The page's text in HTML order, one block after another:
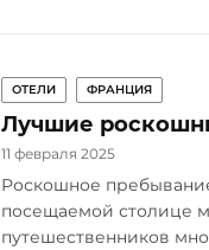
ОТЕЛИ ФРАНЦИЯ
Лучшие
11 февраля 2025
Роскошное
посещаемой столице
путешественников